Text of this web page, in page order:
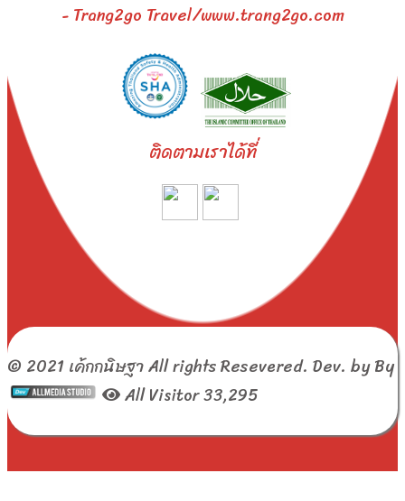
-Trang2go Travel/www.trang2go.com
ติดตามเราได้ที่
© 2021 เค้กกนิษฐาAll rights Resevered. Dev. byBy
All Visitor33,295